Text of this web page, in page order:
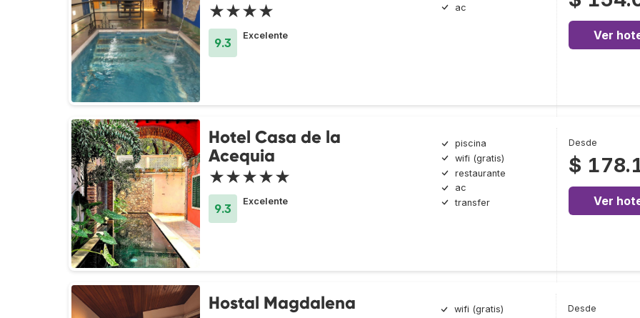
★★★★
9.3
Excelente
ac
Ver
Hotel Casa de la
Acequia
★★★★★
9.3
Excelente
piscina
wifi (gratis)
restaurante
ac
transfer
Desde
$
Ver
Hostal Magdalena wifi (gratis) Desde